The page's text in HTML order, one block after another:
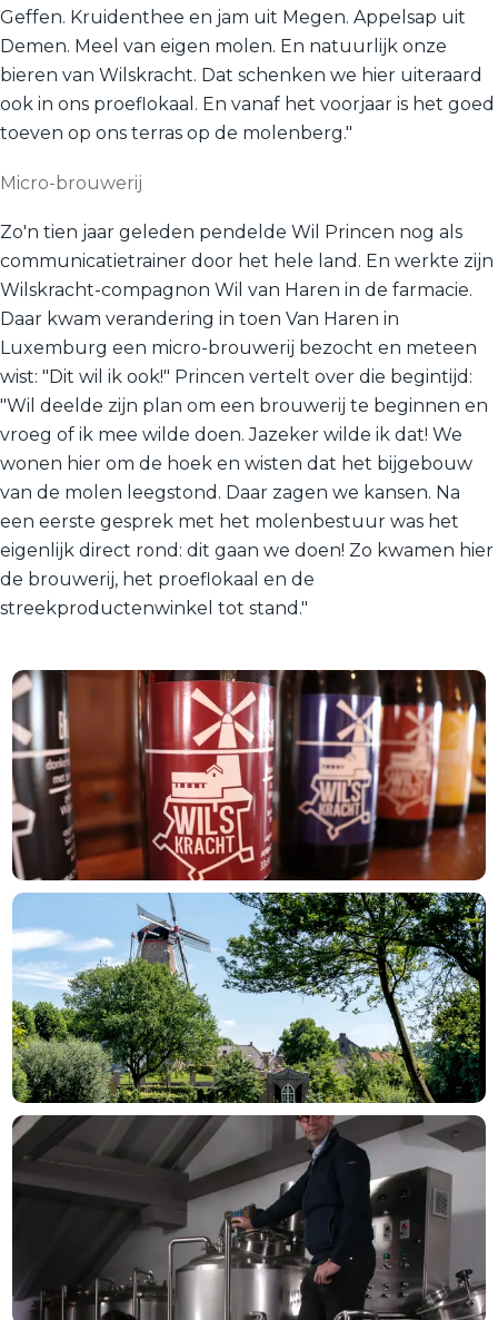
Geffen. Kruidenthee en jam uit Megen. Appelsap uit
Demen. Meel van eigen molen. En natuurlijk onze
bieren van Wilskracht. Dat schenken we hier uiteraard
ook in ons proeflokaal. En vanaf het voorjaar is het goed
toeven op ons terras op de molenberg."
Micro-brouwerij
Zo'n tien jaar geleden pendelde Wil Princen nog als
communicatietrainer door het hele land. En werkte zijn
Wilskracht-compagnon Wil van Haren in de farmacie.
Daar kwam verandering in toen Van Haren in
Luxemburg een micro-brouwerij bezocht en meteen
wist: "Dit wil ik ook!" Princen vertelt over die begintijd:
"Wil deelde zijn plan om een brouwerij te beginnen en
vroeg of ik mee wilde doen. Jazeker wilde ik dat! We
wonen hier om de hoek en wisten dat het bijgebouw
van de molen leegstond. Daar zagen we kansen. Na
een eerste gesprek met het molenbestuur was het
eigenlijk direct rond: dit gaan we doen! Zo kwamen hier
de brouwerij, het proeflokaal en de
streekproductenwinkel tot stand."